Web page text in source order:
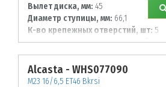
Вылет диска, мм: 45
Диаметр ступицы, мм: 66,1
К-во крепежных отверстий, шт: 5
Диаметр располож. отверстий, мм:
114,3
Alcasta - WHS077090
M23 16/6,5 ET46 Bkrsi